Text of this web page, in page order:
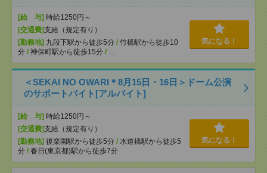
[給 与] 時給1250円～
[交通費]支給（規定有り）
[勤務地] 九段下駅から徒歩5分 / 竹橋駅から徒歩10
分 / 神保町駅から徒歩15分 / …
気になる！
＜SEKAI NO OWARI＊8月15日・16日＞ドーム公演
のサポートバイト[アルバイト]
[給 与] 時給1250円～
[交通費]支給（規定有り）
[勤務地] 後楽園駅から徒歩5分 / 水道橋駅から徒歩5
分 / 春日(東京都)駅から徒歩7分
気になる！